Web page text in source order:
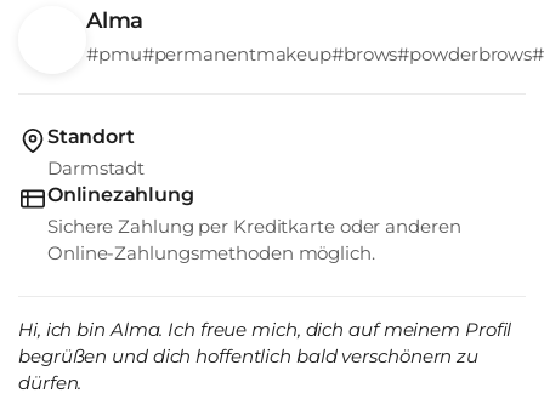
Alma
Standort
Darmstadt
Onlinezahlung
Sichere Zahlung per Kreditkarte oder anderen
Online-Zahlungsmethoden möglich.
Hi, ich bin Alma. Ich freue mich, dich auf meinem Profil
begrüßen und dich hoffentlich bald verschönern zu
dürfen.